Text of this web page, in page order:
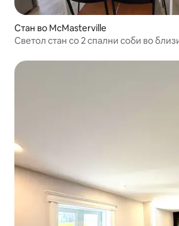
Стан во McMasterville
Светол стан со 2 спални соби во